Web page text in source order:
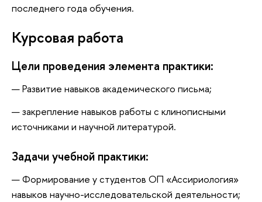
последнего года обучения.
Курсовая работа
Цели проведения элемента практики:
Развитие навыков академического письма;
закрепление навыков работы с клинописными
источниками и научной литературой.
Задачи учебной практики:
Формирование у студентов ОП «Ассириология»
навыков научно-исследовательской деятельности;